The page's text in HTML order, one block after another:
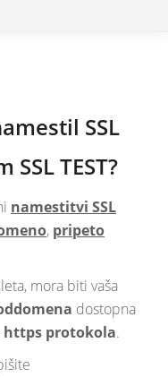
SSL
TEST?
namestitvi SSL
, pripeto
mora biti vaša
dostopna
https protokola.